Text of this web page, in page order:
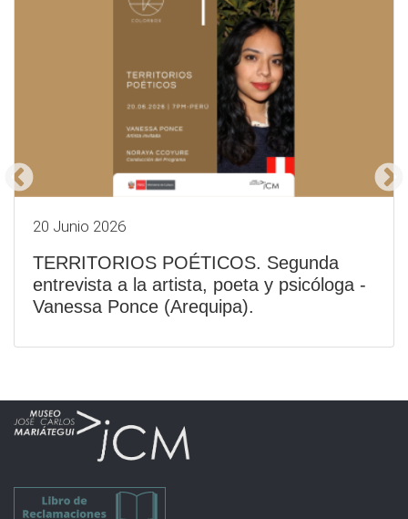
20 Junio 2026
TERRITORIOS POÉTICOS. Segunda
entrevista a la artista, poeta y psicóloga -
Vanessa Ponce (Arequipa).